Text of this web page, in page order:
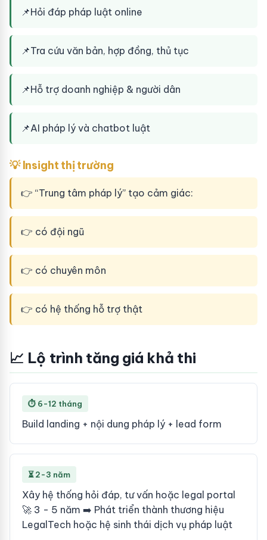
📌Hỏi đáp pháp luật online
📌Tra cứu văn bản, hợp đồng, thủ tục
📌Hỗ trợ doanh nghiệp & người dân
📌AI pháp lý và chatbot luật
💡 Insight thị trường
👉 “Trung tâm pháp lý” tạo cảm giác:
👉 có đội ngũ
👉 có chuyên môn
👉 có hệ thống hỗ trợ thật
📈 Lộ trình tăng giá khả thi
⏱ 6-12 tháng
Build landing + nội dung pháp lý + lead form
⏳ 2-3 năm
Xây hệ thống hỏi đáp, tư vấn hoặc legal portal
🚀 3 - 5 năm ➡️ Phát triển thành thương hiệu
LegalTech hoặc hệ sinh thái dịch vụ pháp luật